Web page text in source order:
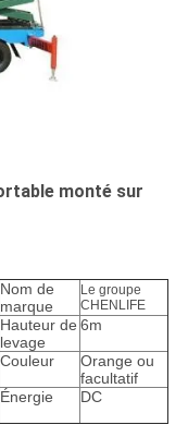
monté sur
Nom de
marque
Le groupe
CHENLIFE
Hauteur de
levage
6m
Couleur
Orange ou
facultatif
Énergie DC